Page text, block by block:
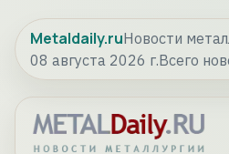
Metaldaily.ruНовости
08 августа 2026 г.Всего